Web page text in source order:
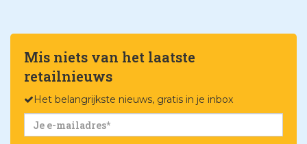
Mis niets van het laatste
retailnieuws
Het belangrijkste nieuws, gratis in je inbox